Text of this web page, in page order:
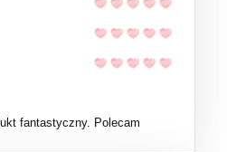
fantastyczny. Polecam